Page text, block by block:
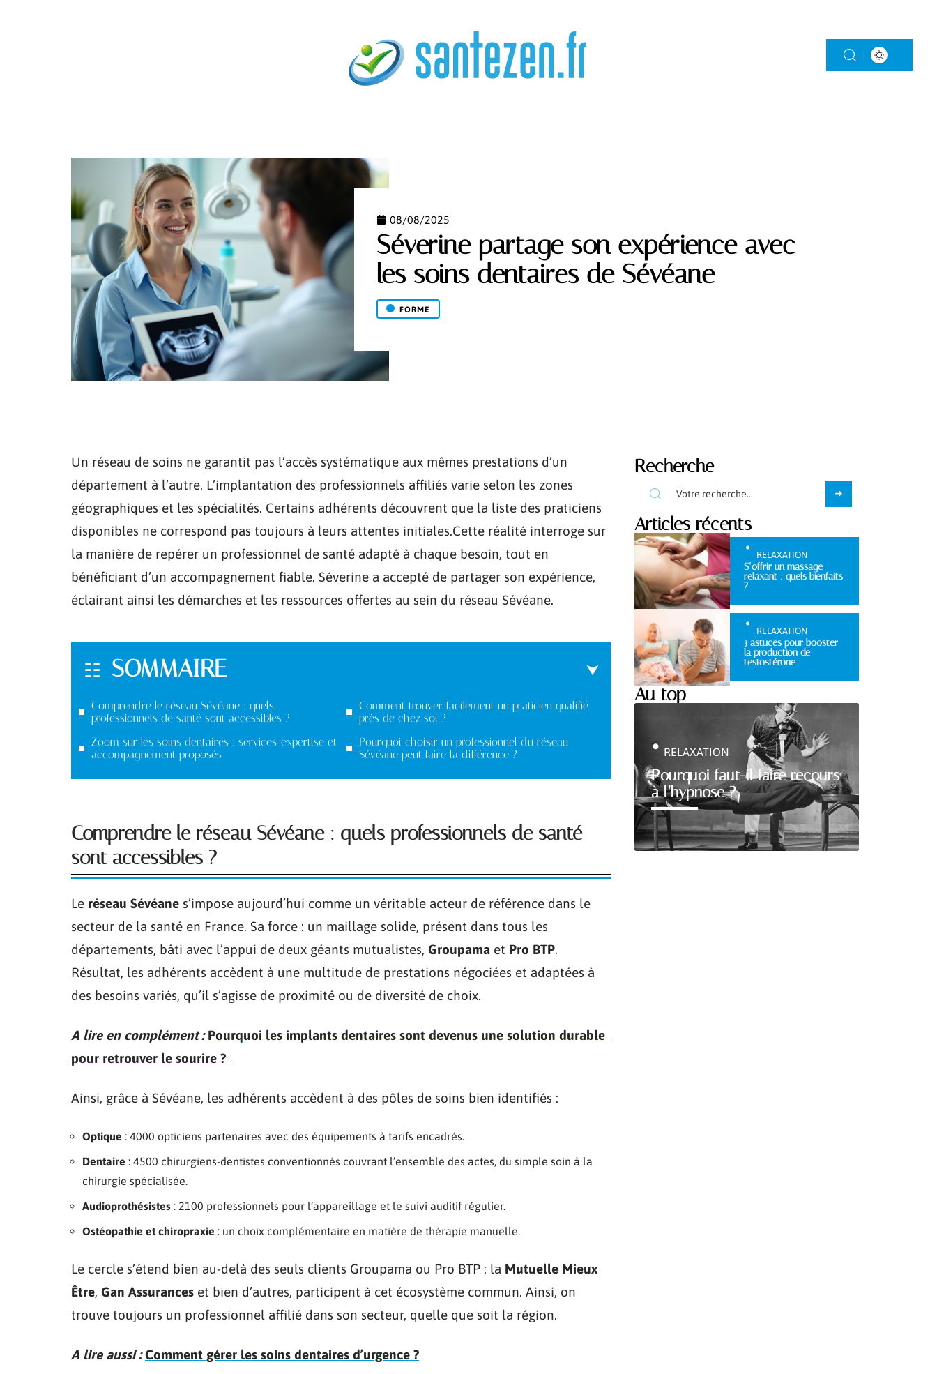
08/08/2025
Séverine partage son expérience avec
les soins dentaires de Sévéane
FORME
Un réseau de soins ne garantit pas l’accès systématique aux mêmes prestations d’un
département à l’autre. L’implantation des professionnels affiliés varie selon les zones
géographiques et les spécialités. Certains adhérents découvrent que la liste des praticiens
disponibles ne correspond pas toujours à leurs attentes initiales.Cette réalité interroge sur
la manière de repérer un professionnel de santé adapté à chaque besoin, tout en
bénéficiant d’un accompagnement fiable. Séverine a accepté de partager son expérience,
éclairant ainsi les démarches et les ressources offertes au sein du réseau Sévéane.
SOMMAIRE
Comprendre le réseau Sévéane : quels
professionnels de santé sont accessibles ?
Comment trouver facilement un praticien qualifié
près de chez soi ?
Zoom sur les soins dentaires : services, expertise et
accompagnement proposés
Pourquoi choisir un professionnel du réseau
Sévéane peut faire la différence ?
Comprendre le réseau Sévéane : quels professionnels de santé
sont accessibles ?
Le réseau Sévéane s’impose aujourd’hui comme un véritable acteur de référence dans le
secteur de la santé en France. Sa force : un maillage solide, présent dans tous les
départements, bâti avec l’appui de deux géants mutualistes, Groupama et Pro BTP.
Résultat, les adhérents accèdent à une multitude de prestations négociées et adaptées à
des besoins variés, qu’il s’agisse de proximité ou de diversité de choix.
A lire en complément : Pourquoi les implants dentaires sont devenus une solution durable
pour retrouver le sourire ?
Ainsi, grâce à Sévéane, les adhérents accèdent à des pôles de soins bien identifiés :
Optique : 4000 opticiens partenaires avec des équipements à tarifs encadrés.
Dentaire : 4500 chirurgiens-dentistes conventionnés couvrant l’ensemble des actes, du simple soin à la
chirurgie spécialisée.
Audioprothésistes : 2100 professionnels pour l’appareillage et le suivi auditif régulier.
Ostéopathie et chiropraxie : un choix complémentaire en matière de thérapie manuelle.
Le cercle s’étend bien au-delà des seuls clients Groupama ou Pro BTP : la Mutuelle Mieux
Être, Gan Assurances et bien d’autres, participent à cet écosystème commun. Ainsi, on
trouve toujours un professionnel affilié dans son secteur, quelle que soit la région.
A lire aussi : Comment gérer les soins dentaires d’urgence ?
Recherche
Articles récents
RELAXATION
S’offrir un massage
relaxant : quels bienfaits
?
RELAXATION
3 astuces pour booster
la production de
testostérone
Au top
Pourquoi faut-il faire recours
à l’hypnose ?
RELAXATION